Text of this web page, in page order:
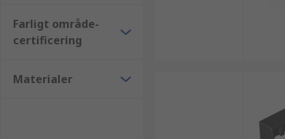
Farligt område-
certificering
Materialer